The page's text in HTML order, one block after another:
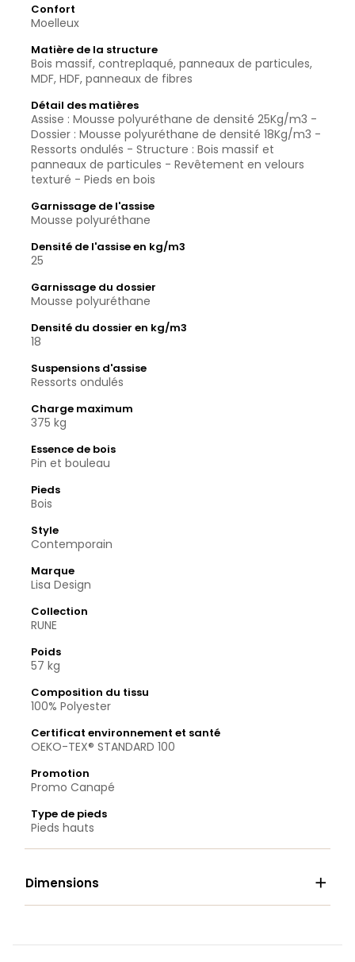
Confort
Moelleux
Matière de la structure
Bois massif, contreplaqué, panneaux de particules,
MDF, HDF, panneaux de fibres
Détail des matières
Assise : Mousse polyuréthane de densité 25Kg/m3 -
Dossier : Mousse polyuréthane de densité 18Kg/m3 -
Ressorts ondulés - Structure : Bois massif et
panneaux de particules - Revêtement en velours
texturé - Pieds en bois
Garnissage de l'assise
Mousse polyuréthane
Densité de l'assise en kg/m3
25
Garnissage du dossier
Mousse polyuréthane
Densité du dossier en kg/m3
18
Suspensions d'assise
Ressorts ondulés
Charge maximum
375 kg
Essence de bois
Pin et bouleau
Pieds
Bois
Style
Contemporain
Marque
Lisa Design
Collection
RUNE
Poids
57 kg
Composition du tissu
100% Polyester
Certificat environnement et santé
OEKO-TEX® STANDARD 100
Promotion
Promo Canapé
Type de pieds
Pieds hauts
Dimensions 